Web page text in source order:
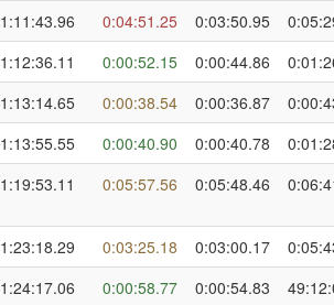
1:11:43.96 0:04:51.25 0:03:50.95
1:12:36.11 0:00:52.15 0:00:44.86
1:13:14.65 0:00:38.54 0:00:36.87
1:13:55.55 0:00:40.90 0:00:40.78
1:19:53.11 0:05:57.56 0:05:48.46
1:23:18.29 0:03:25.18 0:03:00.17
1:24:17.06 0:00:58.77 0:00:54.83